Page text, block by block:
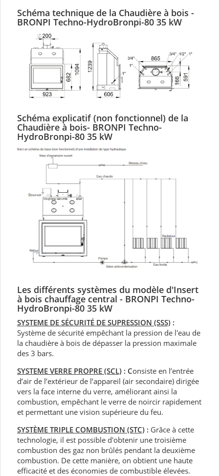
Schéma technique de la Chaudière à bois -
BRONPI Techno-HydroBronpi-80 35 kW
Schéma explicatif (non fonctionnel) de la
Chaudière à bois- BRONPI Techno-
HydroBronpi-80 35 kW
Les différents systèmes du modèle d'Insert
à bois chauffage central - BRONPI Techno-
HydroBronpi-80 35 kW
SYSTEME DE SÉCURITÉ DE SUPRESSION (SSS) :
Système de sécurité empêchant la pression de l'eau de
la chaudière à bois de dépasser la pression maximale
des 3 bars.
SYSTEME VERRE PROPRE (SCL) : Consiste en l’entrée
d’air de l’extérieur de l’appareil (air secondaire) dirigée
vers la face interne du verre, améliorant ainsi la
combustion, empêchant le verre de noircir rapidement
et permettant une vision supérieure du feu.
SYSTÈME TRIPLE COMBUSTION (STC) : Grâce à cette
technologie, il est possible d'obtenir une troisième
combustion des gaz non brûlés pendant la deuxième
combustion. De cette manière, on obtient une haute
efficacité et des économies de combustible élevées.